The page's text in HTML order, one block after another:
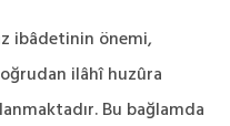
ibâdetinin önemi,
ilâhî huzûra
Bu bağlamda